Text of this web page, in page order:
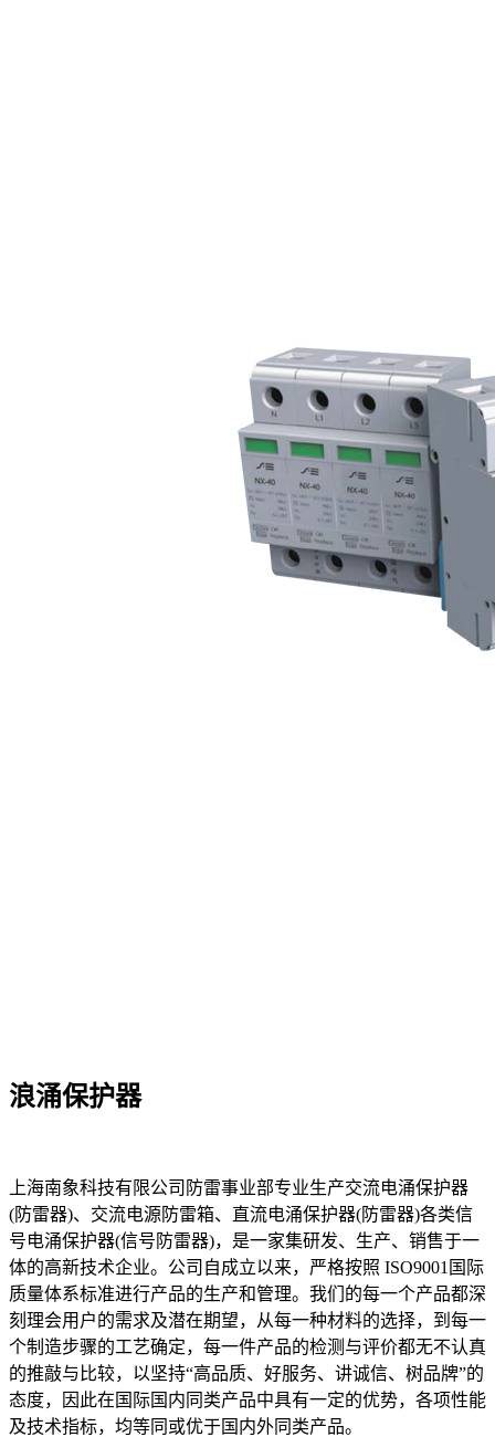
浪涌保护器
上海南象科技有限公司防雷事业部专业生产交流电涌保护器
(防雷器)、交流电源防雷箱、直流电涌保护器(防雷器)各类信
号电涌保护器(信号防雷器)，是一家集研发、生产、销售于一
体的高新技术企业。公司自成立以来，严格按照 ISO9001国际
质量体系标准进行产品的生产和管理。我们的每一个产品都深
刻理会用户的需求及潜在期望，从每一种材料的选择，到每一
个制造步骤的工艺确定，每一件产品的检测与评价都无不认真
的推敲与比较，以坚持“高品质、好服务、讲诚信、树品牌”的
态度，因此在国际国内同类产品中具有一定的优势，各项性能
及技术指标，均等同或优于国内外同类产品。